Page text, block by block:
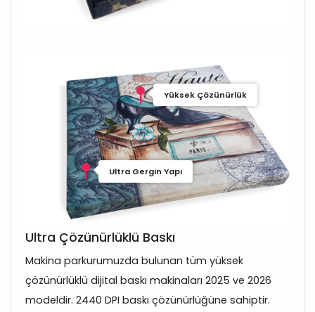
Yüksek Çözünürlük
Ultra Gergin Yapı
Ultra Çözünürlüklü Baskı
Makina parkurumuzda bulunan tüm yüksek
çözünürlüklü dijital baskı makinaları 2025 ve 2026
modeldir. 2440 DPI baskı çözünürlüğüne sahiptir.